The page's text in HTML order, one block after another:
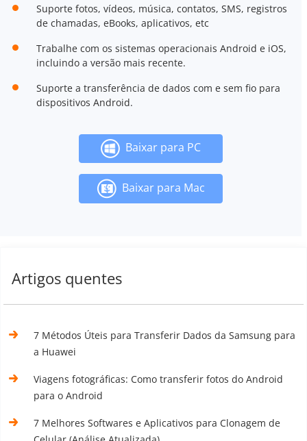
Suporte fotos, vídeos, música, contatos, SMS, registros
de chamadas, eBooks, aplicativos, etc
Trabalhe com os sistemas operacionais Android e iOS,
incluindo a versão mais recente.
Suporte a transferência de dados com e sem fio para
dispositivos Android.
Baixar para PC
Baixar para Mac
Artigos quentes
7 Métodos Úteis para Transferir Dados da Samsung para
a Huawei
Viagens fotográficas: Como transferir fotos do Android
para o Android
7 Melhores Softwares e Aplicativos para Clonagem de